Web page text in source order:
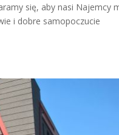
się, aby nasi Najemcy
i dobre samopoczucie